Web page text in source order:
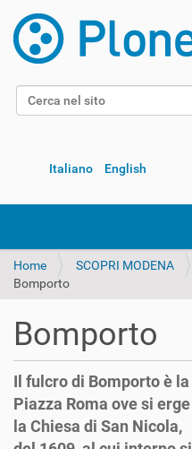
Cerca nel sito
Italiano English
Home SCOPRI MODENA
Bomporto
Bomporto
Il fulcro di Bomporto è la
Piazza Roma ove si erge
la Chiesa di San Nicola,